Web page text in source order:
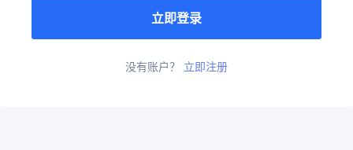
立即登录
没有账户？ 立即注册